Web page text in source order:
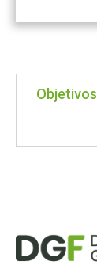
Objetivos